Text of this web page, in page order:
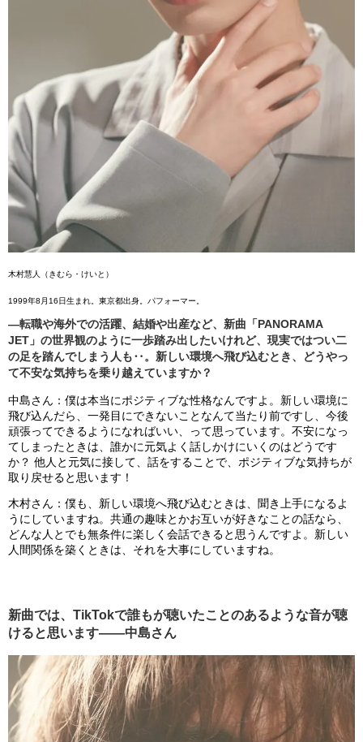
木村慧人（きむら・けいと）
1999年8月16日生まれ。東京都出身。パフォーマー。
―転職や海外での活躍、結婚や出産など、新曲「PANORAMA
JET」の世界観のように一歩踏み出したいけれど、現実ではつい二
の足を踏んでしまう人も‥。新しい環境へ飛び込むとき、どうやっ
て不安な気持ちを乗り越えていますか？
中島さん：僕は本当にポジティブな性格なんですよ。新しい環境に
飛び込んだら、一発目にできないことなんて当たり前ですし、今後
頑張ってできるようになればいい、って思っています。不安になっ
てしまったときは、誰かに元気よく話しかけにいくのはどうです
か？ 他人と元気に接して、話をすることで、ポジティブな気持ちが
取り戻せると思います！
木村さん：僕も、新しい環境へ飛び込むときは、聞き上手になるよ
うにしていますね。共通の趣味とかお互いが好きなことの話なら、
どんな人とでも無条件に楽しく会話できると思うんですよ。新しい
人間関係を築くときは、それを大事にしていますね。
新曲では、TikTokで誰もが聴いたことのあるような音が聴
けると思います――中島さん